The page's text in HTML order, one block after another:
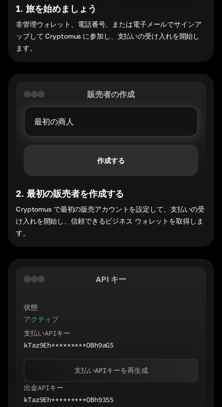
1. 旅を始めましょう
非管理ウォレット、電話番号、または電子メールでサインア
ップして Cryptomus に参加し、支払いの受け入れを開始し
ます。
販売者の作成
作成する
2. 最初の販売者を作成する
Cryptomus で最初の販売アカウントを設定して、支払いの受
け入れを開始し、信頼できるビジネス ウォレットを取得しま
す。
API キー
状態
アクティブ
支払いAPIキー
kTaz9Eh*********OBh9aG5
支払いAPIキーを再生成
出金APIキー
kTaz9Eh*********OBh9355